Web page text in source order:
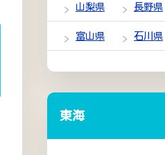
山梨県 長野県
富山県 石川県
東海